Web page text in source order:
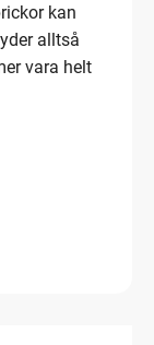
kan
alltså
vara helt